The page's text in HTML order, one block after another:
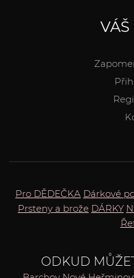
VÁŠ
Pro DĚDEČKA Dárkové
Prsteny a brože DÁRKY
ODKUD